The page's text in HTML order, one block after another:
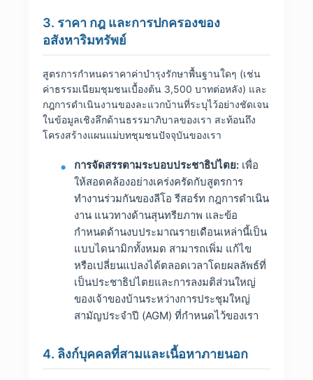
3. ราคา กฎ และการปกครองของ
อสังหาริมทรัพย์
สูตรการกำหนดราคาค่าบำรุงรักษาพื้นฐานใดๆ (เช่น
ค่าธรรมเนียมชุมชนเบื้องต้น 3,500 บาทต่อหลัง) และ
กฎการดำเนินงานของละแวกบ้านที่ระบุไว้อย่างชัดเจน
ในข้อมูลเชิงลึกด้านธรรมาภิบาลของเรา สะท้อนถึง
โครงสร้างแผนแม่บทชุมชนปัจจุบันของเรา
การจัดสรรตามระบอบประชาธิปไตย: เพื่อ
ให้สอดคล้องอย่างเคร่งครัดกับสูตรการ
ทำงานร่วมกันของลีโอ รีสอร์ท กฎการดำเนิน
งาน แนวทางด้านสุนทรียภาพ และข้อ
กำหนดด้านงบประมาณรายเดือนเหล่านี้เป็น
แบบไดนามิกทั้งหมด สามารถเพิ่ม แก้ไข
หรือเปลี่ยนแปลงได้ตลอดเวลาโดยผลลัพธ์ที่
เป็นประชาธิปไตยและการลงมติส่วนใหญ่
ของเจ้าของบ้านระหว่างการประชุมใหญ่
สามัญประจำปี (AGM) ที่กำหนดไว้ของเรา
4. ลิงก์บุคคลที่สามและเนื้อหาภายนอก